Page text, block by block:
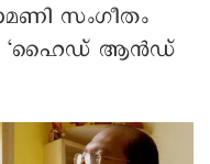
സംഗീതം
‘ഹൈഡ് ആന്‍ഡ്